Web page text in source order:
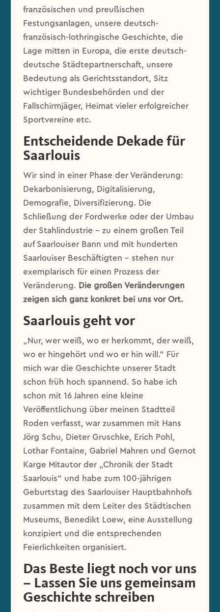
französischen und preußischen
Festungsanlagen, unsere deutsch-
französisch-lothringische Geschichte, die
Lage mitten in Europa, die erste deutsch-
deutsche Städtepartnerschaft, unsere
Bedeutung als Gerichtsstandort, Sitz
wichtiger Bundesbehörden und der
Fallschirmjäger, Heimat vieler erfolgreicher
Sportvereine etc.
Entscheidende Dekade für
Saarlouis
Wir sind in einer Phase der Veränderung:
Dekarbonisierung, Digitalisierung,
Demografie, Diversifizierung. Die
Schließung der Fordwerke oder der Umbau
der Stahlindustrie – zu einem großen Teil
auf Saarlouiser Bann und mit hunderten
Saarlouiser Beschäftigten – stehen nur
exemplarisch für einen Prozess der
Veränderung. Die großen Veränderungen
zeigen sich ganz konkret bei uns vor Ort.
Saarlouis geht vor
„Nur, wer weiß, wo er herkommt, der weiß,
wo er hingehört und wo er hin will.“ Für
mich war die Geschichte unserer Stadt
schon früh hoch spannend. So habe ich
schon mit 16 Jahren eine kleine
Veröffentlichung über meinen Stadtteil
Roden verfasst, war zusammen mit Hans
Jörg Schu, Dieter Gruschke, Erich Pohl,
Lothar Fontaine, Gabriel Mahren und Gernot
Karge Mitautor der „Chronik der Stadt
Saarlouis“ und habe zum 100-jährigen
Geburtstag des Saarlouiser Hauptbahnhofs
zusammen mit dem Leiter des Städtischen
Museums, Benedikt Loew, eine Ausstellung
konzipiert und die entsprechenden
Feierlichkeiten organisiert.
Das Beste liegt noch vor uns
– Lassen Sie uns gemeinsam
Geschichte schreiben